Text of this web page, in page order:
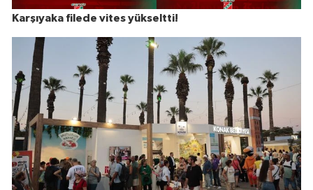
Karşıyaka filede vites yükseltti!